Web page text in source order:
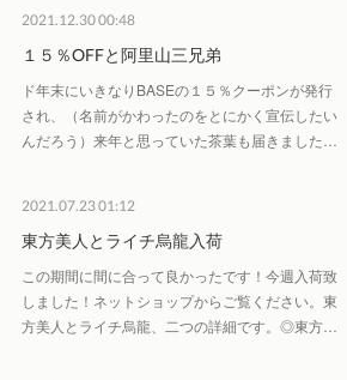
2021.12.30 00:48
１５％OFFと阿里山三兄弟
ド年末にいきなりBASEの１５％クーポンが発行
され、（名前がかわったのをとにかく宣伝したい
んだろう）来年と思っていた茶葉も届きました…
2021.07.23 01:12
東方美人とライチ烏龍入荷
この期間に間に合って良かったです！今週入荷致
しました！ネットショップからご覧ください。東
方美人とライチ烏龍、二つの詳細です。◎東方…